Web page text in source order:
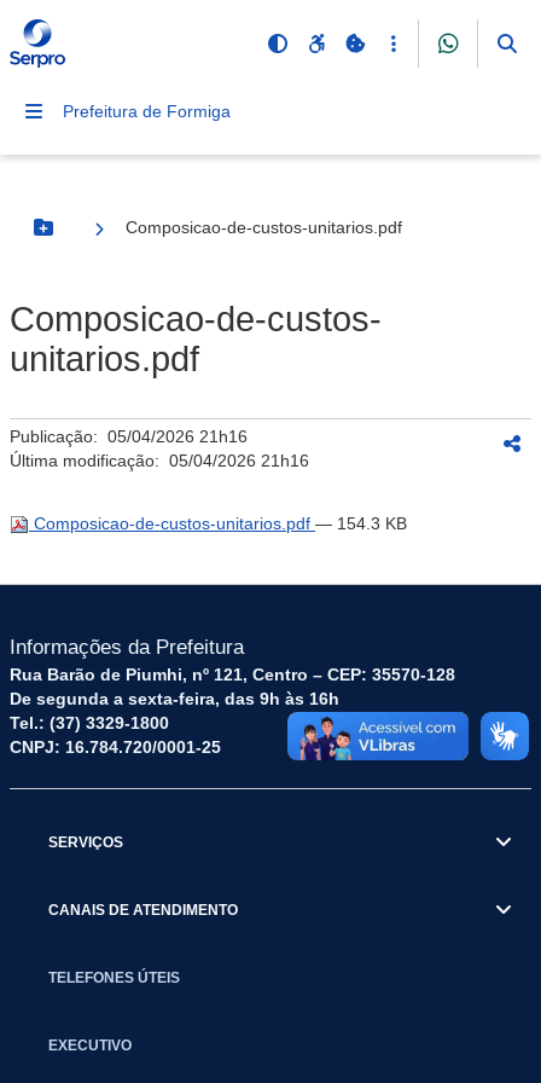
Prefeitura de Formiga
Botão Menu
Composicao-de-custos-unitarios.pdf
Composicao-de-custos-
unitarios.pdf
Publicação: 05/04/2026 21h16
Última modificação: 05/04/2026 21h16
Composicao-de-custos-unitarios.pdf — 154.3 KB
Informações da Prefeitura
Rua Barão de Piumhi, nº 121, Centro – CEP: 35570-128
De segunda a sexta-feira, das 9h às 16h
Tel.: (37) 3329-1800
CNPJ: 16.784.720/0001-25
SERVIÇOS
CANAIS DE ATENDIMENTO
TELEFONES ÚTEIS
EXECUTIVO